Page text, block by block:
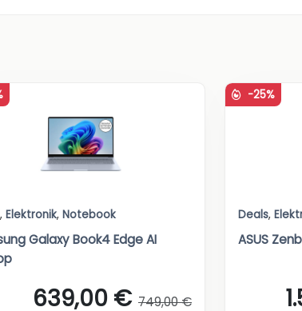
, Elektronik, Notebook
Galaxy Book4 Edge AI
639,00 € 749,00 €
-25%
Deals,
ASUS